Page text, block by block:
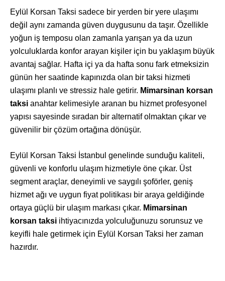
Eylül Korsan Taksi sadece bir yerden bir yere ulaşımı
değil aynı zamanda güven duygusunu da taşır. Özellikle
yoğun iş temposu olan zamanla yarışan ya da uzun
yolculuklarda konfor arayan kişiler için bu yaklaşım büyük
avantaj sağlar. Hafta içi ya da hafta sonu fark etmeksizin
günün her saatinde kapınızda olan bir taksi hizmeti
ulaşımı planlı ve stressiz hale getirir. Mimarsinan korsan
taksi anahtar kelimesiyle aranan bu hizmet profesyonel
yapısı sayesinde sıradan bir alternatif olmaktan çıkar ve
güvenilir bir çözüm ortağına dönüşür.
Eylül Korsan Taksi İstanbul genelinde sunduğu kaliteli,
güvenli ve konforlu ulaşım hizmetiyle öne çıkar. Üst
segment araçlar, deneyimli ve saygılı şoförler, geniş
hizmet ağı ve uygun fiyat politikası bir araya geldiğinde
ortaya güçlü bir ulaşım markası çıkar. Mimarsinan
korsan taksi ihtiyacınızda yolculuğunuzu sorunsuz ve
keyifli hale getirmek için Eylül Korsan Taksi her zaman
hazırdır.